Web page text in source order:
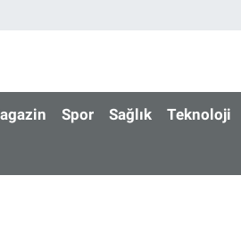
Spor Sağlık Teknoloji